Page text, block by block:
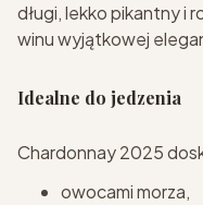
długi, lekko pikantny i
winu wyjątkowej
Idealne do jedzenia
Chardonnay 2025
owocami morza,